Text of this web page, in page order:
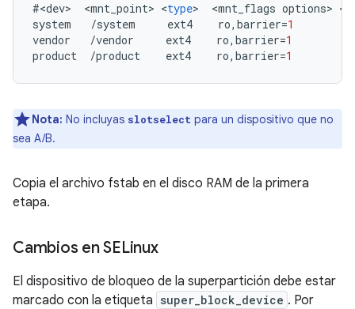
#<dev> <mnt_point> <type> <mnt_flags options> <
system
/system ext4 ro, barrier=1
vendor
/vendor ext4 ro, barrier=1
product
/product ext4 ro, barrier=1
Nota: No incluyas slotselect para un dispositivo que no
sea A/B.
Copia el archivo fstab en el disco RAM de la primera
etapa.
Cambios en SELinux
El dispositivo de bloqueo de la superpartición debe estar
marcado con la etiqueta super_block_device . Por